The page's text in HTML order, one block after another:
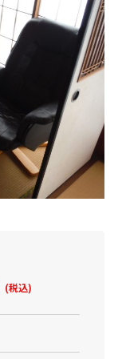
(税込)